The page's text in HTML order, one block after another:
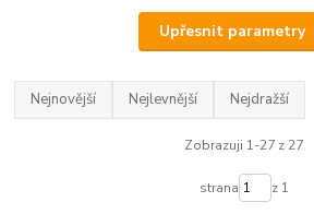
Upřesnit parametry
Nejnovější Nejlevnější Nejdražší
Zobrazuji 1-27 z 27
strana z 1